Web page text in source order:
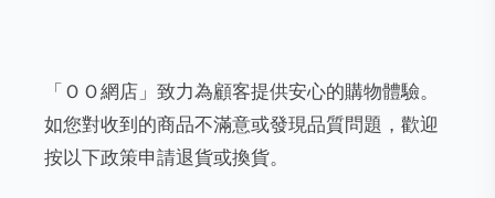
「ＯＯ網店」致力為顧客提供安心的購物體驗。
如您對收到的商品不滿意或發現品質問題，歡迎
按以下政策申請退貨或換貨。